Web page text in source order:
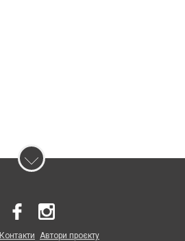
Контакти Автори проєкту